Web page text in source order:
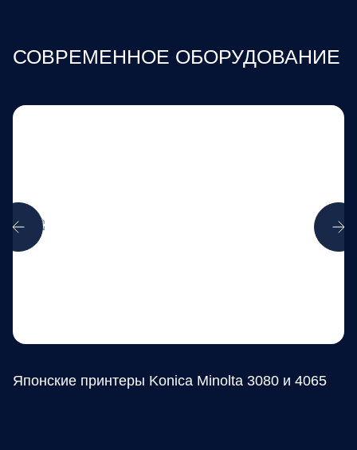
СОВРЕМЕННОЕ ОБОРУДОВАНИЕ
Японские принтеры Konica Minolta 3080 и 4065